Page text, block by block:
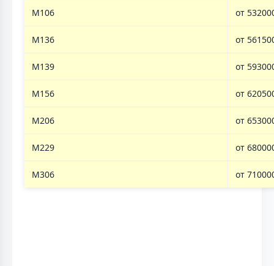
M106 от
M136 от
M139 от
M156 от
M206 от
M229 от
M306 от